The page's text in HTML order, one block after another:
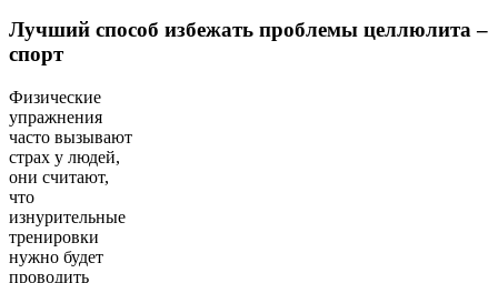
Лучший способ избежать проблемы целлюлита –
спорт
Физические
упражнения
часто вызывают
страх у людей,
они считают,
что
изнурительные
тренировки
нужно будет
проводить